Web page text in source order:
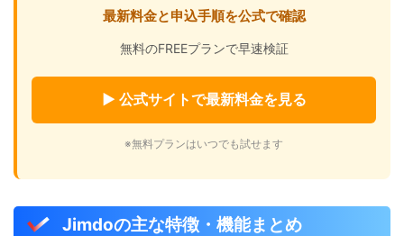
最新料金と申込手順を公式で確認
無料のFREEプランで早速検証
▶ 公式サイトで最新料金を見る
※無料プランはいつでも試せます
Jimdoの主な特徴・機能まとめ